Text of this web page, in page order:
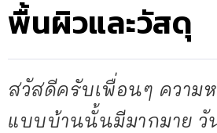
พื้นผิวและวัสดุ
สวัสดีครับเพื่อนๆ ความ
แบบบ้านนั้นมีมากมาย วั